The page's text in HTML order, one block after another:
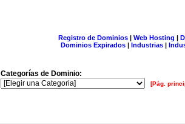
Registro de Dominios| Web Hosting |
Dominios Expirados | Industrias |
Categorías de Dominio:
[Pág.